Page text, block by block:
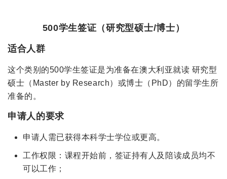
500学生签证（研究型硕士/博士）
适合人群
这个类别的500学生签证是为准备在澳大利亚就读 研究型
硕士（Master by Research）或博士（PhD）的留学生所
准备的。
申请人的要求
申请人需已获得本科学士学位或更高。
工作权限：课程开始前，签证持有人及陪读成员均不
可以工作；